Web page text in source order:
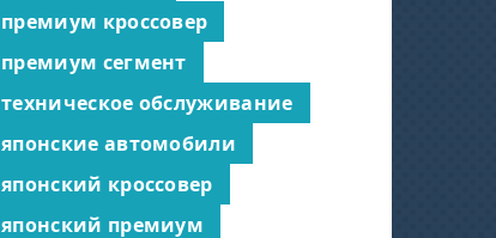
премиум кроссовер
премиум сегмент
техническое обслуживание
японские автомобили
японский кроссовер
японский премиум